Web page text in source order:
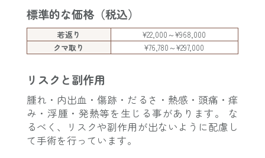
標準的な価格（税込）
若返り
¥22,000～¥968,000
クマ取り
¥76,780～¥297,000
リスクと副作用
腫れ・内出血・傷跡・だるさ・熱感・頭痛・痒
み・浮腫・発熱等を生じる事があります。 な
るべく、リスクや副作用が出ないように配慮し
て手術を行っています。